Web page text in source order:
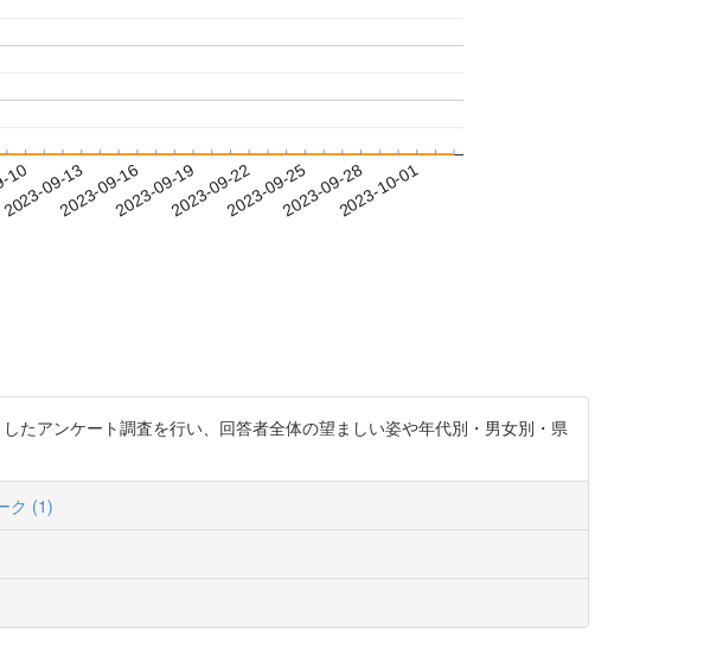
2023-09-132023-09-162023-09-192023-09-222023-09-252023-09-282023-10-01
たアンケート調査を行い、回答者全体の望ましい姿や年代別・男女別・県
ク (1)